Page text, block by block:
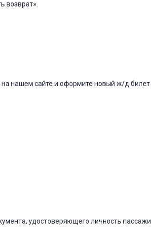
возврат».
нашем сайте и оформите новый ж/д билет
удостоверяющего личность